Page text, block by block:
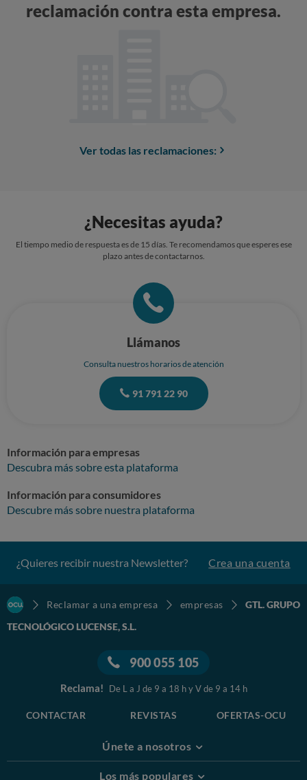
reclamación contra esta empresa.
Ver todas las reclamaciones:
¿Necesitas ayuda?
El tiempo medio de respuesta es de 15 días. Te recomendamos que esperes ese
plazo antes de contactarnos.
Llámanos
Consulta nuestros horarios de atención
91 791 22 90
Información para empresas
Descubra más sobre esta plataforma
Información para consumidores
Descubre más sobre nuestra plataforma
¿Quieres recibir nuestra Newsletter? Crea una cuenta
Reclamar a una empresa empresas
GTL. GRUPO
TECNOLÓGICO LUCENSE, S.L.
900 055 105
Reclama! De L a J de 9 a 18 h y V de 9 a 14 h
CONTACTAR REVISTAS OFERTAS-OCU
Únete a nosotros
Los más populares